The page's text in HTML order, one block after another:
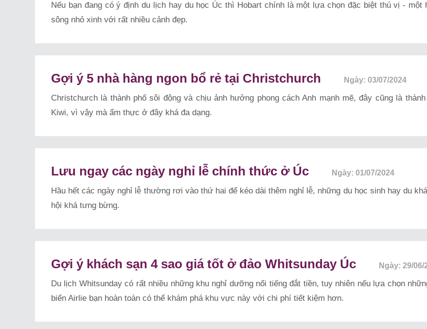
Nếu bạn đang có ý định du lịch hay du học Úc thì Hobart chính là một lựa chọn đặc biệt thú vị - một
sông nhỏ xinh với rất nhiều cảnh đẹp.
Gợi ý 5 nhà hàng ngon bổ rẻ tại Christchurch Ngày: 03/07/2024
Christchurch là thành phố sôi động và chịu ảnh hưởng phong cách Anh mạnh mẽ, đây cũng là
Kiwi, vì vậy mà ẩm thực ở đây khá đa dạng.
Lưu ngay các ngày nghỉ lễ chính thức ở Úc Ngày: 01/07/2024
Hầu hết các ngày nghỉ lễ thường rơi vào thứ hai để kéo dài thêm nghỉ lễ, những du học sinh hay du
hội khá tưng bừng.
Gợi ý khách sạn 4 sao giá tốt ở đảo Whitsunday Úc Ngày: 29/06/
Du lịch Whitsunday có rất nhiều những khu nghỉ dưỡng nổi tiếng đắt tiền, tuy nhiên nếu lựa chọn
biển Airlie bạn hoàn toàn có thể khám phá khu vực này với chi phí tiết kiệm hơn.